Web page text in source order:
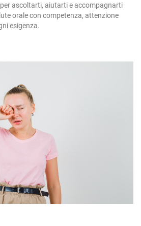
ascoltarti, aiutarti e accompagnarti
orale con competenza, attenzione
esigenza.